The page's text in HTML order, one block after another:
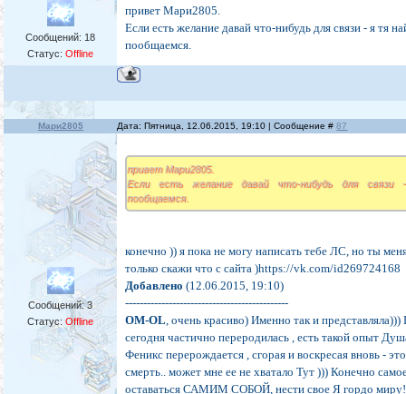
Сообщений: 18
Статус:Offline
привет Мари2805.
Если есть желание давай что-нибудь для связи - я тя
пообщаемся.
Мари2805 Дата: Пятница, 12.06.2015, 19:10 | Сообщение #87
Сообщений:3
Статус:Offline
привет Мари2805.
Если есть желание давай что-нибудь для
пообщаемся.
конечно )) я пока не могу написать тебе ЛС, но ты
только скажи что с сайта )https://vk.com/id269724168
Добавлено (12.06.2015, 19:10)
---------------------------------------------
OM-OL, очень красиво) Именно так и
сегодня частично переродилась , есть такой опыт
Феникс перерождается , сгорая и воскресая вновь -
смерть.. может мне ее не хватало Тут ))) Конечно
оставаться САМИМ СОБОЙ, нести свое Я гордо